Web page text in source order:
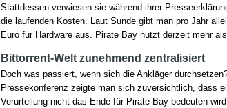
Stattdessen verwiesen sie während ihrer
die laufenden Kosten. Laut Sunde gibt man pro Jahr
Euro für Hardware aus. Pirate Bay nutzt derzeit mehr
Bittorrent-Welt zunehmend zentralisiert
Doch was passiert, wenn sich die Ankläger
Pressekonferenz zeigte man sich zuversichtlich, dass
Verurteilung nicht das Ende für Pirate Bay bedeuten